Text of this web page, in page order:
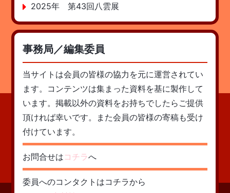
2025年 第43回八雲展
事務局／編集委員
当サイトは会員の皆様の協力を元に運営されてい
ます。コンテンツは集まった資料を基に製作して
います。掲載以外の資料をお持ちでしたらご提供
頂ければ幸いです。また会員の皆様の寄稿も受け
付けています。
お問合せは コチラへ
委員へのコンタクトはコチラから